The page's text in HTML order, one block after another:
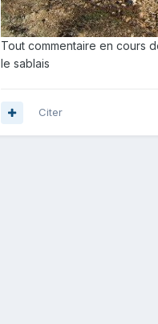
Tout commentaire en cours
le sablais
Citer